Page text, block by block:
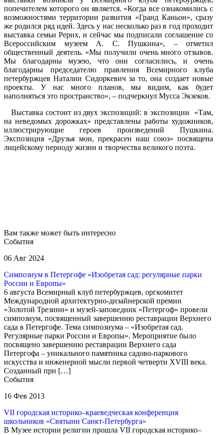
попечителем которого он является. «Когда все ознакомились с
возможностями территории развития «Гранд Каньон», сразу
же родился ряд идей. Здесь у нас несколько раз в год проходит
выставка семьи Рерих, и сейчас мы подписали соглашение со
Всероссийским музеем А. С. Пушкина», – отметил
общественный деятель. «Мы получили очень много отзывов.
Мы благодарны музею, что они согласились, и очень
благодарны председателю правления Всемирного клуба
петербуржцев Наталии Сидоркевич за то, она создает новые
проекты. У нас много планов, мы видим, как будет
наполняться это пространство», – подчеркнул Мусса Экзеков.
Выставка состоит из двух экспозиций: в экспозиции «Там,
на неведомых дорожках» представлены работы художников,
иллюстрирующие героев произведений Пушкина.
Экспозиция «Друзья мои, прекрасен наш союз» посвящена
лицейскому периоду жизни и творчества великого поэта.
Вам также может быть интересно
События
06 Авг 2024
Симпозиум в Петергофе «Изобретая сад: регулярные парки
России и Европы»
6 августа Всемирный клуб петербуржцев, оргкомитет
Международной архитектурно-дизайнерской премии
«Золотой Трезини» и музей-заповедник «Петергоф» провели
симпозиум, посвященный завершению реставрации Верхнего
сада в Петергофе. Тема симпозиума – «Изобретая сад.
Регулярные парки России и Европы». Мероприятие было
посвящено завершению реставрации Верхнего сада
Петергофа – уникального памятника садово-паркового
искусства и инженерной мысли первой четверти XVIII века.
Созданный при […]
События
16 Фев 2013
VII городская историко–краеведческая конференция
школьников «Святыни Санкт-Петербурга»
В Музее истории религии прошла VII городская историко–